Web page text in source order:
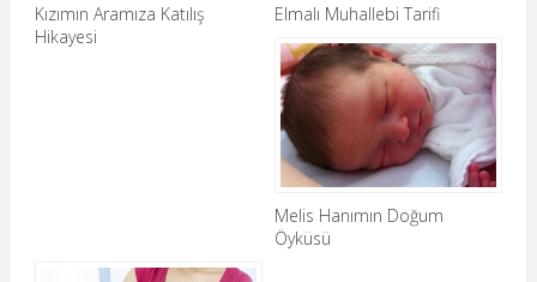
Kızımın Aramıza Katılış
Hikayesi
Elmalı Muhallebi Tarifi
Melis Hanımın Doğum
Öyküsü